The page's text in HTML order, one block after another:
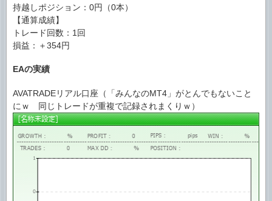
持越しポジション：0円（0本）
【通算成績】
トレード回数：1回
損益：＋354円
EAの実績
AVATRADEリアル口座（「みんなのMT4」がとんでもないこと
にｗ 同じトレードが重複で記録されまくりｗ）